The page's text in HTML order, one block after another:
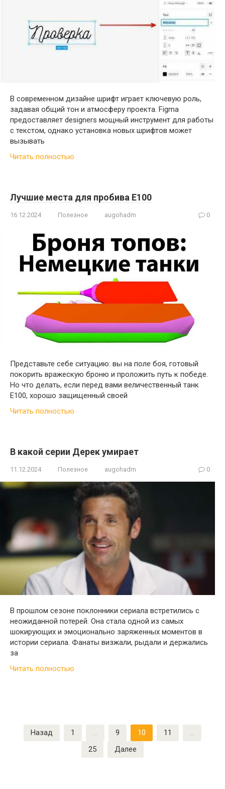
В современном дизайне шрифт играет ключевую роль,
задавая общий тон и атмосферу проекта. Figma
предоставляет designers мощный инструмент для работы
с текстом, однако установка новых шрифтов может
вызывать
Читать полностью
Лучшие места для пробива E100
16.12.2024 Полезное augohadm 0
Представьте себе ситуацию: вы на поле боя, готовый
покорить вражескую броню и проложить путь к победе.
Но что делать, если перед вами величественный танк
Е100, хорошо защищенный своей
Читать полностью
В какой серии Дерек умирает
11.12.2024 Полезное augohadm 0
В прошлом сезоне поклонники сериала встретились с
неожиданной потерей. Она стала одной из самых
шокирующих и эмоционально заряженных моментов в
истории сериала. Фанаты визжали, рыдали и держались
за
Читать полностью
Пагинация
записей
Назад 1 … 9 10 11
…
25
Далее